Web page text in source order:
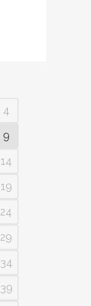
4
9
14
19
24
29
34
39